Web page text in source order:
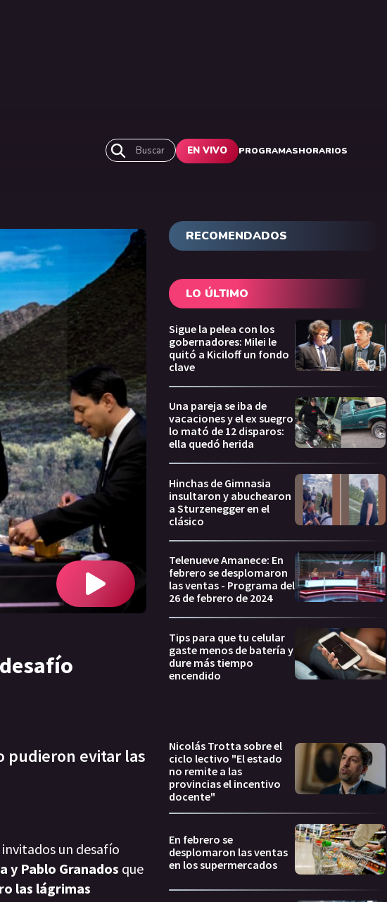
Buscar EN VIVO PROGRAMASHORARIOS
pudieron evitar las
un desafío
y Pablo Granados que
las lágrimas
RECOMENDADOS
LO ÚLTIMO
Sigue la pelea con los
gobernadores: Milei le
quitó a Kiciloff un fondo
clave
Una pareja se iba de
vacaciones y el ex suegro
lo mató de 12 disparos:
ella quedó herida
Hinchas de Gimnasia
insultaron y abuchearon
a Sturzenegger en el
clásico
Telenueve Amanece: En
febrero se desplomaron
las ventas - Programa del
26 de febrero de 2024
Tips para que tu celular
gaste menos de batería y
dure más tiempo
encendido
Nicolás Trotta sobre el
ciclo lectivo "El estado
no remite a las
provincias el incentivo
docente"
En febrero se
desplomaron las ventas
en los supermercados